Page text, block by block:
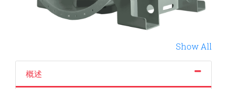
Show All
概述